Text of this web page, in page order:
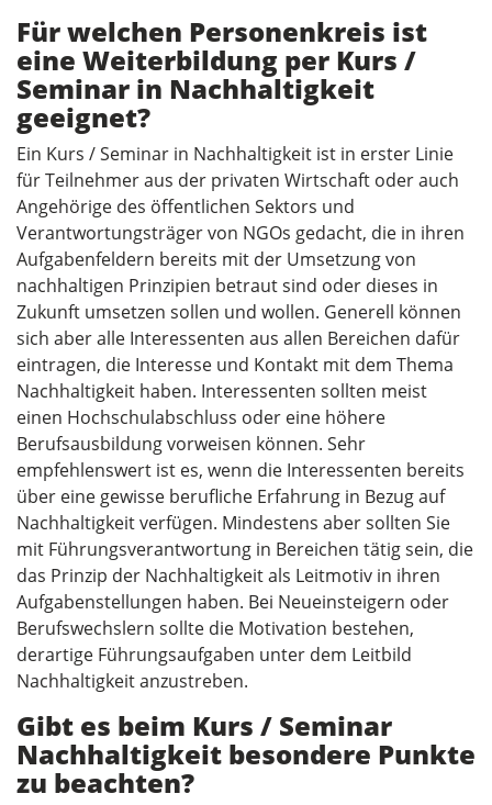
Für welchen Personenkreis ist
eine Weiterbildung per Kurs /
Seminar in Nachhaltigkeit
geeignet?
Ein Kurs / Seminar in Nachhaltigkeit ist in erster Linie
für Teilnehmer aus der privaten Wirtschaft oder auch
Angehörige des öffentlichen Sektors und
Verantwortungsträger von NGOs gedacht, die in ihren
Aufgabenfeldern bereits mit der Umsetzung von
nachhaltigen Prinzipien betraut sind oder dieses in
Zukunft umsetzen sollen und wollen. Generell können
sich aber alle Interessenten aus allen Bereichen dafür
eintragen, die Interesse und Kontakt mit dem Thema
Nachhaltigkeit haben. Interessenten sollten meist
einen Hochschulabschluss oder eine höhere
Berufsausbildung vorweisen können. Sehr
empfehlenswert ist es, wenn die Interessenten bereits
über eine gewisse berufliche Erfahrung in Bezug auf
Nachhaltigkeit verfügen. Mindestens aber sollten Sie
mit Führungsverantwortung in Bereichen tätig sein, die
das Prinzip der Nachhaltigkeit als Leitmotiv in ihren
Aufgabenstellungen haben. Bei Neueinsteigern oder
Berufswechslern sollte die Motivation bestehen,
derartige Führungsaufgaben unter dem Leitbild
Nachhaltigkeit anzustreben.
Gibt es beim Kurs / Seminar
Nachhaltigkeit besondere Punkte
zu beachten?